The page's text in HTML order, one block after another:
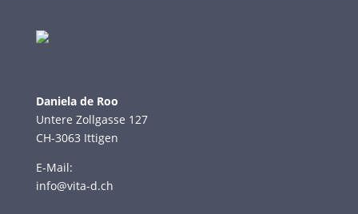
Daniela de Roo
Untere Zollgasse 127
CH-3063 Ittigen
E-Mail:
info@vita-d.ch